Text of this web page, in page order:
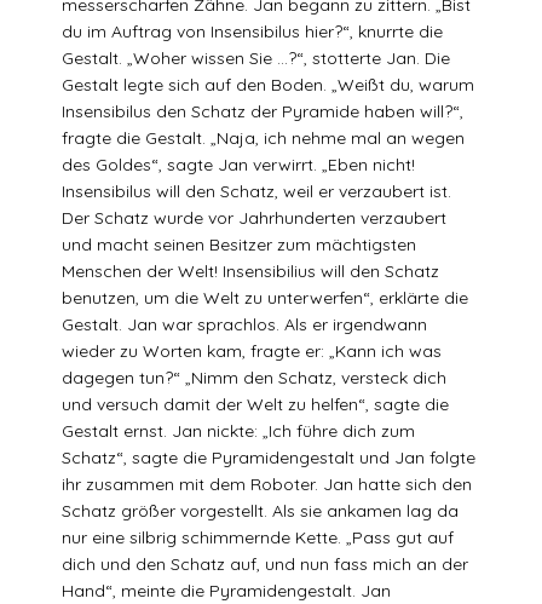
messerscharfen Zähne. Jan begann zu zittern. „Bist
du im Auftrag von Insensibilus hier?“, knurrte die
Gestalt. „Woher wissen Sie …?“, stotterte Jan. Die
Gestalt legte sich auf den Boden. „Weißt du, warum
Insensibilus den Schatz der Pyramide haben will?“,
fragte die Gestalt. „Naja, ich nehme mal an wegen
des Goldes“, sagte Jan verwirrt. „Eben nicht!
Insensibilus will den Schatz, weil er verzaubert ist.
Der Schatz wurde vor Jahrhunderten verzaubert
und macht seinen Besitzer zum mächtigsten
Menschen der Welt! Insensibilius will den Schatz
benutzen, um die Welt zu unterwerfen“, erklärte die
Gestalt. Jan war sprachlos. Als er irgendwann
wieder zu Worten kam, fragte er: „Kann ich was
dagegen tun?“ „Nimm den Schatz, versteck dich
und versuch damit der Welt zu helfen“, sagte die
Gestalt ernst. Jan nickte: „Ich führe dich zum
Schatz“, sagte die Pyramidengestalt und Jan folgte
ihr zusammen mit dem Roboter. Jan hatte sich den
Schatz größer vorgestellt. Als sie ankamen lag da
nur eine silbrig schimmernde Kette. „Pass gut auf
dich und den Schatz auf, und nun fass mich an der
Hand“, meinte die Pyramidengestalt. Jan